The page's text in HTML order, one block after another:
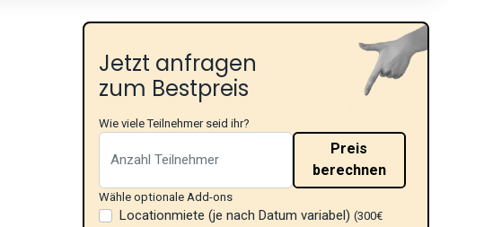
Jetzt anfragen
zum Bestpreis
Wie viele Teilnehmer seid ihr?
Preis
berechnen
Wähle optionale Add-ons
Locationmiete (je nach Datum variabel) (300€